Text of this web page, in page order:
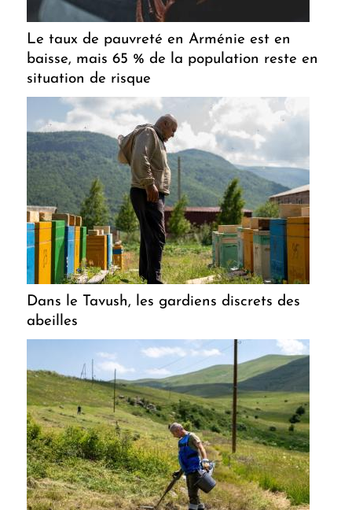
Le taux de pauvreté en Arménie est en
baisse, mais 65 % de la population reste en
situation de risque
Dans le Tavush, les gardiens discrets des
abeilles